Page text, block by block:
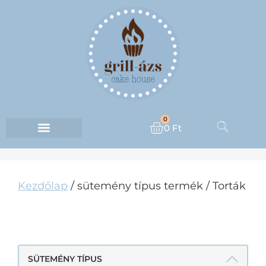
0 Ft
0
Kezdőlap / sütemény típus termék / Torták
SÜTEMÉNY TÍPUS